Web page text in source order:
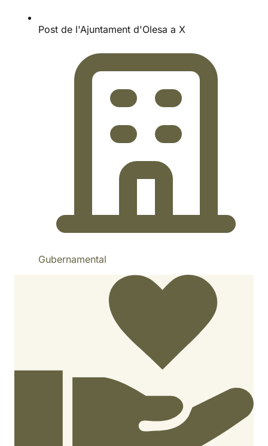
Post de l'Ajuntament d'Olesa a X
Gubernamental